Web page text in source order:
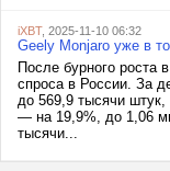
iXBT, 2025-11-10 06:32
Geely Monjaro уже в
После бурного роста
спроса в России. За
до 569,9 тысячи
— на 19,9%, до 1,06
тысячи...